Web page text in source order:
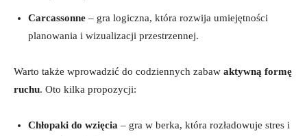
Carcassonne ⁤– gra logiczna, która rozwija umiejętności
planowania i wizualizacji przestrzennej.
Warto także wprowadzić‍ do codziennych zabaw aktywną formę
ruchu. Oto ⁣kilka propozycji:
Chłopaki do wzięcia – gra w berka, która rozładowuje stres i